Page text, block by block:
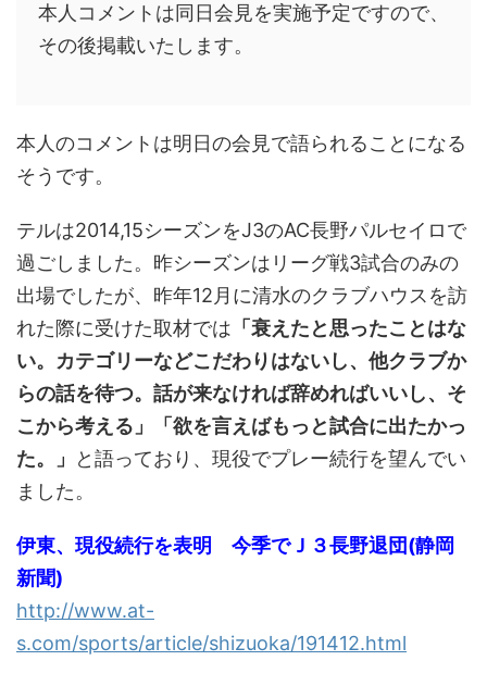
本人コメントは同日会見を実施予定ですので、
その後掲載いたします。
本人のコメントは明日の会見で語られることになる
そうです。
テルは2014,15シーズンをJ3のAC長野パルセイロで
過ごしました。昨シーズンはリーグ戦3試合のみの
出場でしたが、昨年12月に清水のクラブハウスを訪
れた際に受けた取材では 「衰えたと思ったことはな
い。カテゴリーなどこだわりはないし、他クラブか
らの話を待つ。話が来なければ辞めればいいし、そ
こから考える」「欲を言えばもっと試合に出たかっ
た。」
と語っており、現役でプレー続行を望んでい
ました。
伊東、現役続行を表明 今季でＪ３長野退団(静岡
新聞)
http://www.at-
s.com/sports/article/shizuoka/191412.html